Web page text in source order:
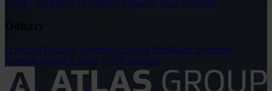
Články Judikatura Legislativa Aktuality Akce Podcasty
O portálu Redakce Podmínky užívání Publikační podmínky
Ochrana osobních údajů Odběr časopisu